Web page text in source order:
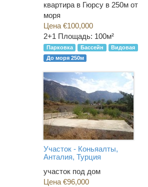
квартира в Гюрсу в 250м от
моря
Цена €100,000
2+1 Площадь: 100м²
Парковка Бассейн
Видовая
До моря 250м
Участок - Коньяалты,
Анталия, Турция
участок под дом
Цена €96,000